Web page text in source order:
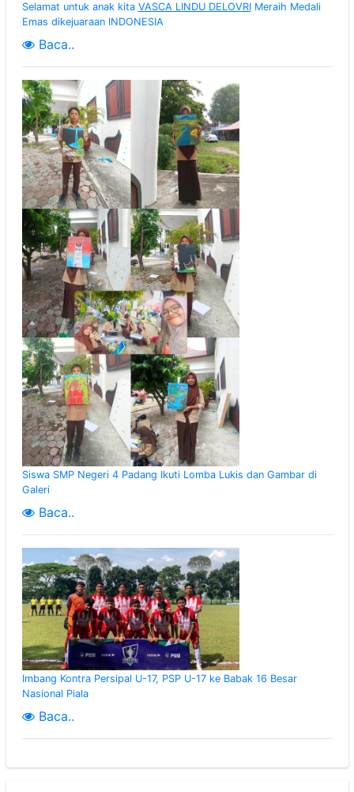
Selamat untuk anak kita VASCA LINDU DELOVRIMeraih Medali
Emas dikejuaraan INDONESIA
Baca..
Siswa SMP Negeri 4 Padang Ikuti Lomba Lukis dan Gambar di
Galeri
Baca..
Imbang Kontra Persipal U-17, PSP U-17 ke Babak 16 Besar
Nasional Piala
Baca..